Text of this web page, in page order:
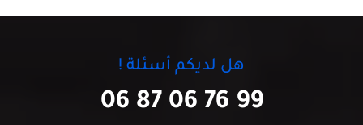
هل لديكم أسئلة !
06 87 06 76 99